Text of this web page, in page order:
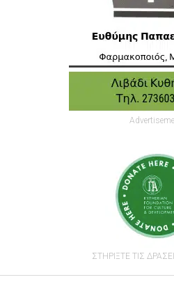
ΣΤΗΡΙΞΤΕ ΤΙΣ